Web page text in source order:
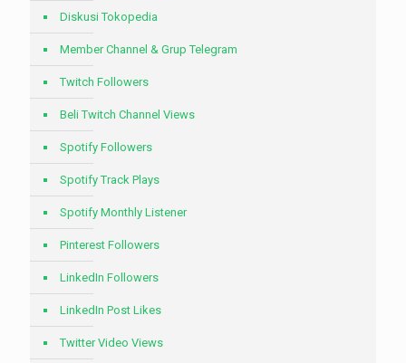
Diskusi Tokopedia
Member Channel & Grup Telegram
Twitch Followers
Beli Twitch Channel Views
Spotify Followers
Spotify Track Plays
Spotify Monthly Listener
Pinterest Followers
LinkedIn Followers
LinkedIn Post Likes
Twitter Video Views